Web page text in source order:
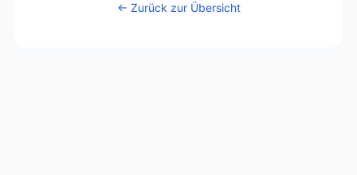
← Zurück zur Übersicht